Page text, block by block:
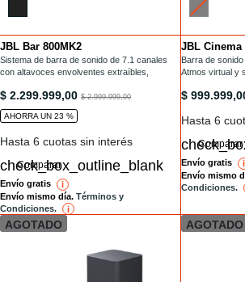
JBL Bar 800MK2
/barras-de-sonido/BAR-800MK2.html
Sistema de barra de sonido de 7.1 canales
con altavoces envolventes extraíbles,
Virtual:X®
/barras-de-sonido/BAR-800MK2.html
$ 2.299.999,00 $ 2.999.999,00
AHORRA UN 23 %
Installments
Hasta 6 cuotas sin interés
Comparar
Envío gratis i reference
Envío mismo día. Términos y
Condiciones.
i reference
JBL Cinema
/barras-de-
Barra de
Atmos virtual y
/barras-de-
$
Installments
Hasta 6
Comparar
Envío gratis i
Envío mismo
Condiciones.
AGOTADO AGOTADO